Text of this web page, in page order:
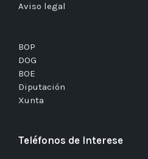
Aviso legal
BOP
DOG
BOE
Diputación
Xunta
Teléfonos de Interese